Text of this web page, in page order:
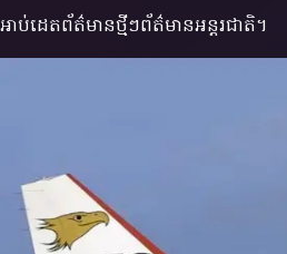
អាប់ដេតព័ត៌មានថ្មីៗព័ត៌មានអន្តរជាតិ។